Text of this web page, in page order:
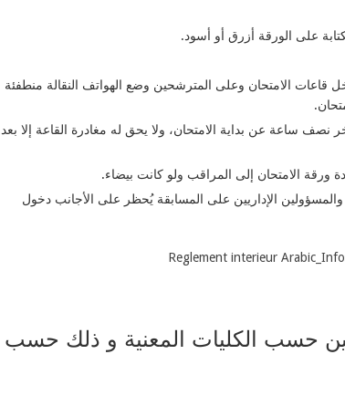
على الورقة أزرق أو أسود.
قاعات الامتحان وعلى المترشحين وضع الهواتف النقالة منطفئة
نصف ساعة عن بداية الامتحان، ولا يحق له مغادرة القاعة إلا بعد
ورقة الامتحان إلى المراقب ولو كانت بيضاء.
والمسؤولين الإداريين على المسابقة يُحظر على الأجانب دخول
Reglement interieur
حسب الكليات المعنية و ذلك حسب